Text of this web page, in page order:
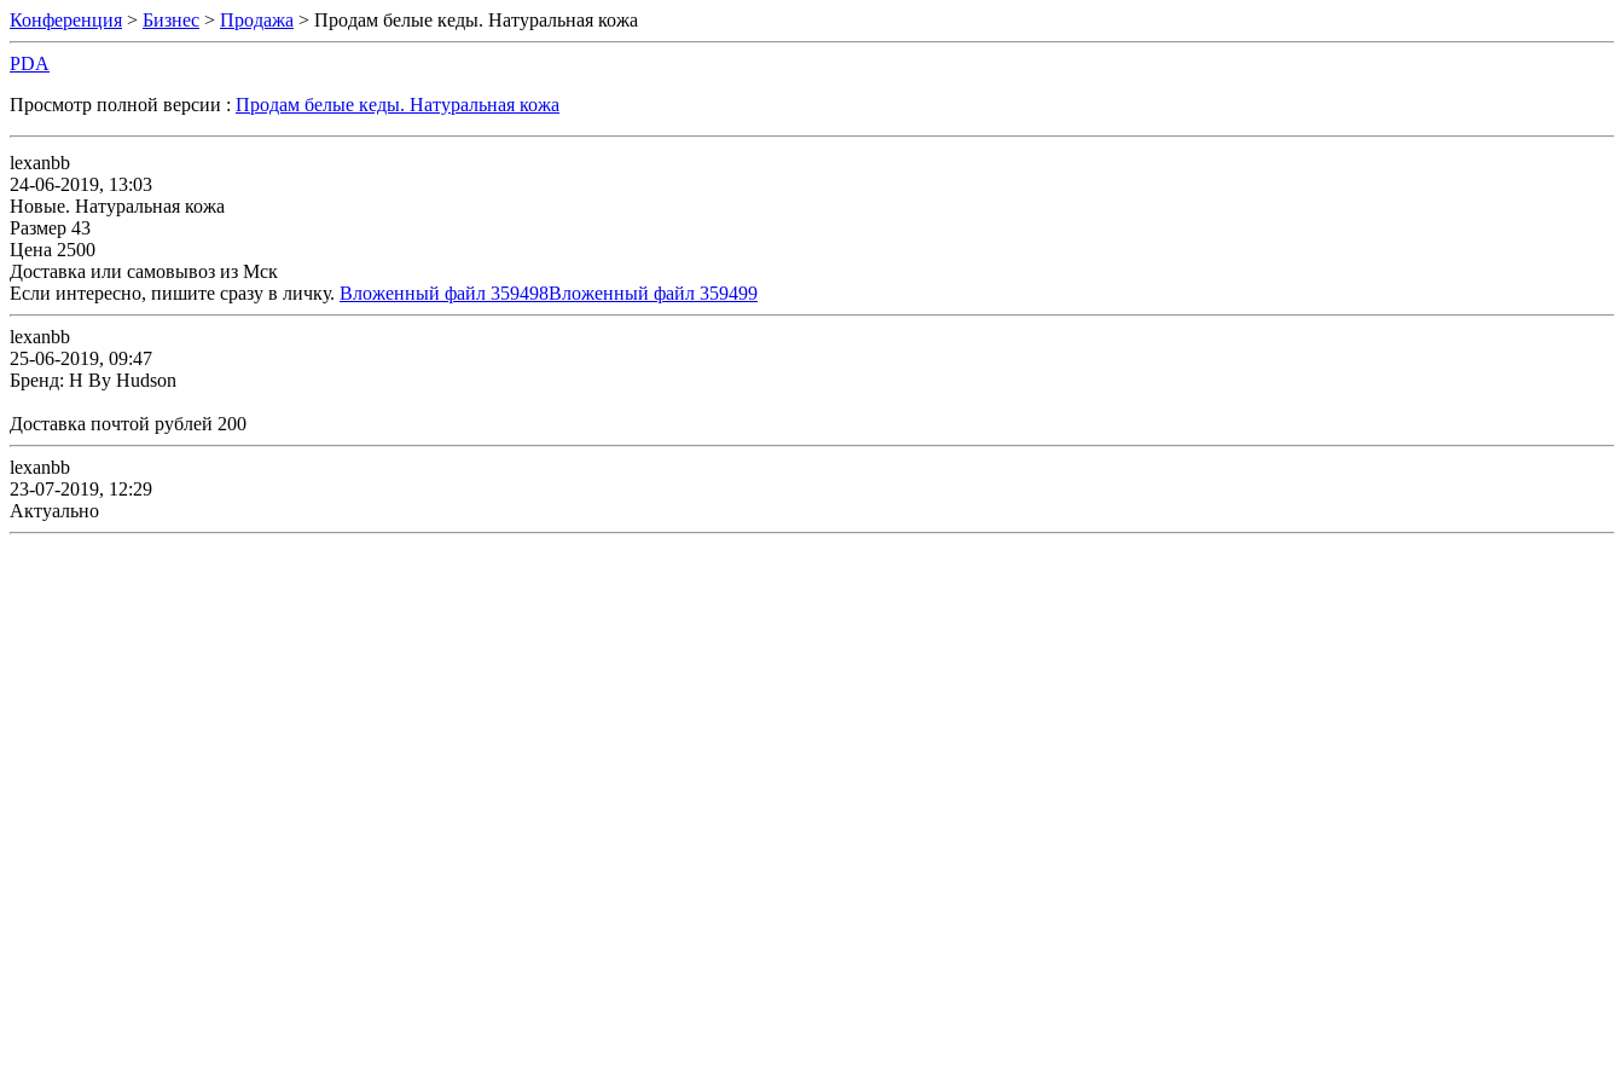
Конференция > Бизнес > Продажа > Продам белые кеды. Натуральная кожа
PDA
Просмотр полной версии : Продам белые кеды. Натуральная кожа
lexanbb
24-06-2019, 13:03
Новые. Натуральная кожа
Размер 43
Цена 2500
Доставка или самовывоз из Мск
Если интересно, пишите сразу в личку. Вложенный файл 359498Вложенный файл 359499
lexanbb
25-06-2019, 09:47
Бренд: H By Hudson
Доставка почтой рублей 200
lexanbb
23-07-2019, 12:29
Актуально